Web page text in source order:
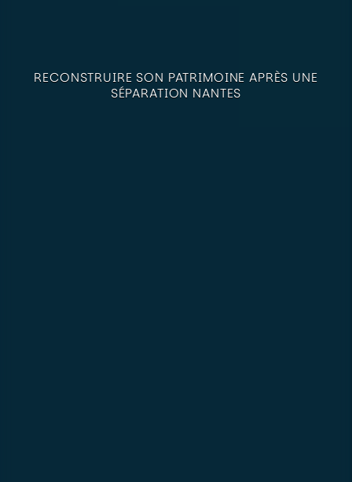
RECONSTRUIRE SON PATRIMOINE APRÈS UNE
SÉPARATION NANTES